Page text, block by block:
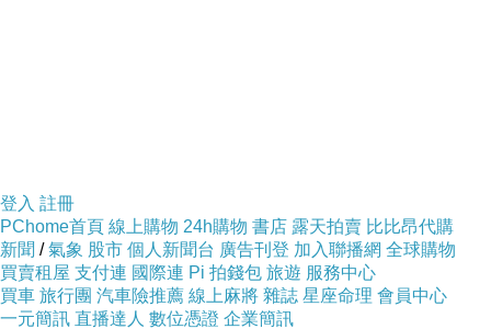
登入 註冊
PChome首頁 線上購物 24h購物 書店 露天拍賣 比比昂代購
新聞 /氣象 股市 個人新聞台 廣告刊登 加入聯播網 全球購物
買賣租屋 支付連 國際連 Pi 拍錢包 旅遊 服務中心
買車 旅行團 汽車險推薦 線上麻將 雜誌 星座命理 會員中心
一元簡訊 直播達人 數位憑證 企業簡訊